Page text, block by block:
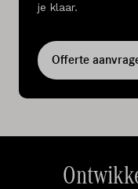
je klaar.
Offerte